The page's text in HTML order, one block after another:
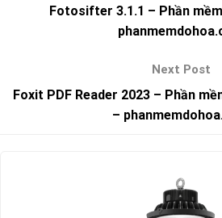
Fotosifter 3.1.1 – Phần
Foxit PDF Reader 2023 – Phần
–